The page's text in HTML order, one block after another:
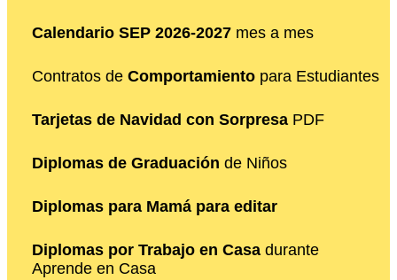
Calendario SEP 2026-2027 mes a mes
Contratos de Comportamiento para Estudiantes
Tarjetas de Navidad con Sorpresa PDF
Diplomas de Graduación de Niños
Diplomas para Mamá para editar
Diplomas por Trabajo en Casa durante
Aprende en Casa